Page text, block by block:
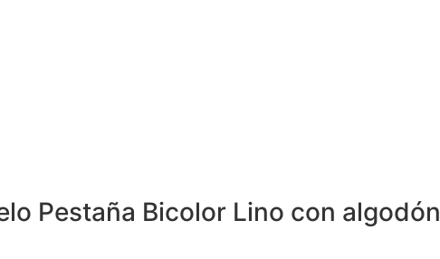
Pestaña Bicolor Lino con algodón